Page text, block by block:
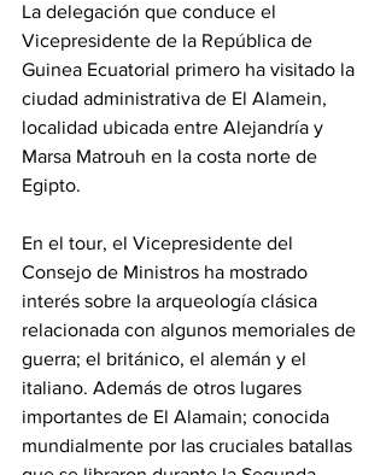
La delegación que conduce el
Vicepresidente de la República de
Guinea Ecuatorial primero ha visitado la
ciudad administrativa de El Alamein,
localidad ubicada entre Alejandría y
Marsa Matrouh en la costa norte de
Egipto.
En el tour, el Vicepresidente del
Consejo de Ministros ha mostrado
interés sobre la arqueología clásica
relacionada con algunos memoriales de
guerra; el británico, el alemán y el
italiano. Además de otros lugares
importantes de El Alamain; conocida
mundialmente por las cruciales batallas